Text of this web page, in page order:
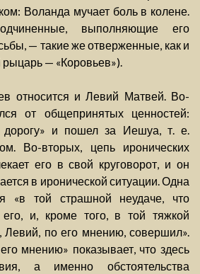
Воланда мучает боль в колене.
выполняющие его
— такие же отверженные, как и
— «Коровьев»).
относится и Левий Матвей. Во-
от общепринятых ценностей:
дорогу» и пошел за Иешуа, т. е.
Во-вторых, цепь иронических
его в свой круговорот, и он
в иронической ситуации. Одна
«в той страшной неудаче, что
и, кроме того, в той тяжкой
Левий, по его мнению, совершил».
мнению» показывает, что здесь
а именно обстоятельства